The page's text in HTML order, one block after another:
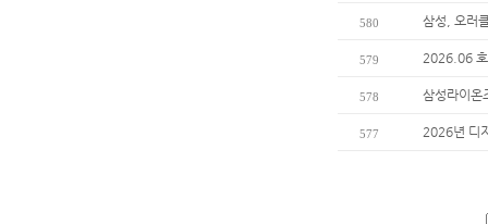
580 삼성, 오러
579 2026.06 호
578 삼성라이온
577 2026년 디